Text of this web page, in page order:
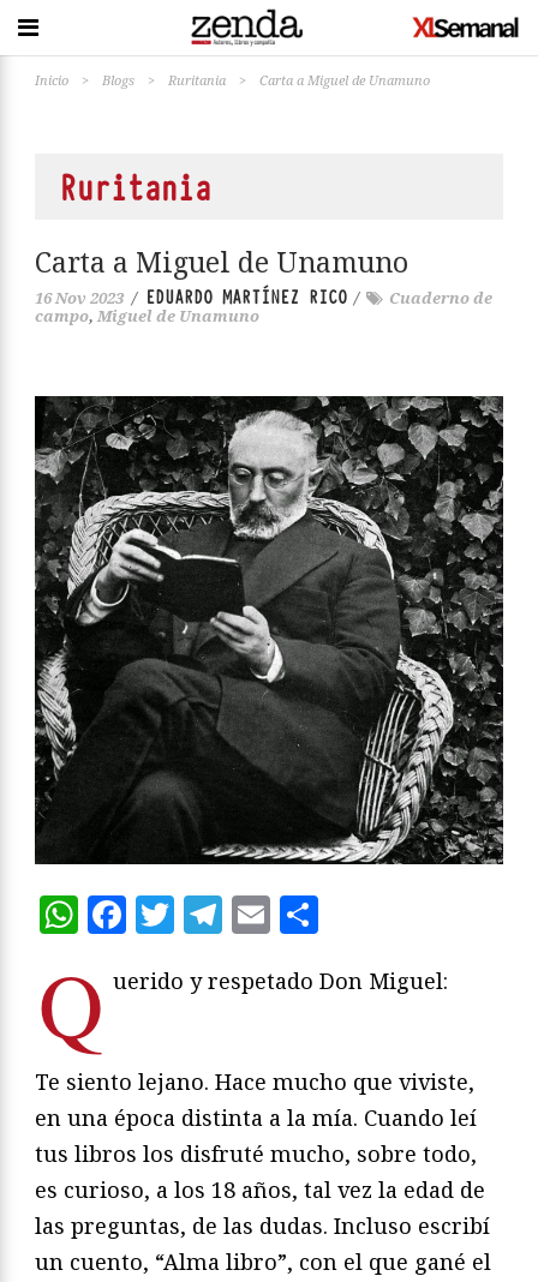
Inicio > Blogs > Ruritania > Carta a Miguel de Unamuno
Ruritania
Carta a Miguel de Unamuno
16 Nov 2023 / EDUARDO MARTÍNEZ RICO /
Cuaderno de
campo, Miguel de Unamuno
WhatsApp
Facebook
Twitter
Telegram
Email
Q uerido y respetado Don Miguel:
Te siento lejano. Hace mucho que viviste,
en una época distinta a la mía. Cuando leí
tus libros los disfruté mucho, sobre todo,
es curioso, a los 18 años, tal vez la edad de
las preguntas, de las dudas. Incluso escribí
un cuento, “Alma libro”, con el que gané el